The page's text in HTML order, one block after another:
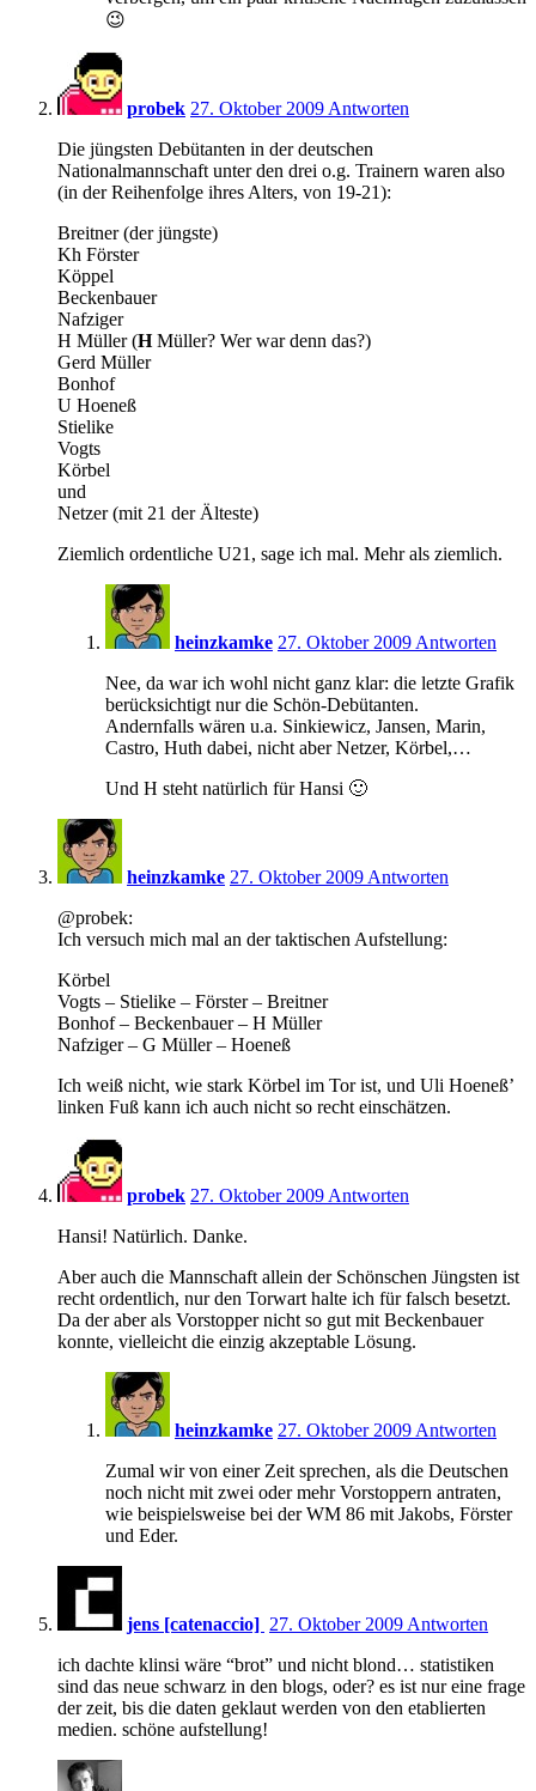
😉
probek 27. Oktober 2009 Antworten
Die jüngsten Debütanten in der deutschen
Nationalmannschaft unter den drei o.g. Trainern waren also
(in der Reihenfolge ihres Alters, von 19-21):
Breitner (der jüngste)
Kh Förster
Köppel
Beckenbauer
Nafziger
H Müller (HMüller? Wer war denn das?)
Gerd Müller
Bonhof
U Hoeneß
Stielike
Vogts
Körbel
und
Netzer (mit 21 der Älteste)
Ziemlich ordentliche U21, sage ich mal. Mehr als ziemlich.
heinzkamke 27. Oktober 2009 Antworten
Nee, da war ich wohl nicht ganz klar: die letzte Grafik
berücksichtigt nur die Schön-Debütanten.
Andernfalls wären u.a. Sinkiewicz, Jansen, Marin,
Castro, Huth dabei, nicht aber Netzer, Körbel,…
Und H steht natürlich für Hansi 🙂
heinzkamke 27. Oktober 2009 Antworten
@probek:
Ich versuch mich mal an der taktischen Aufstellung:
Körbel
Vogts – Stielike – Förster – Breitner
Bonhof – Beckenbauer – H Müller
Nafziger – G Müller – Hoeneß
Ich weiß nicht, wie stark Körbel im Tor ist, und Uli Hoeneß’
linken Fuß kann ich auch nicht so recht einschätzen.
probek 27. Oktober 2009 Antworten
Hansi! Natürlich. Danke.
Aber auch die Mannschaft allein der Schönschen Jüngsten ist
recht ordentlich, nur den Torwart halte ich für falsch besetzt.
Da der aber als Vorstopper nicht so gut mit Beckenbauer
konnte, vielleicht die einzig akzeptable Lösung.
heinzkamke 27. Oktober 2009 Antworten
Zumal wir von einer Zeit sprechen, als die Deutschen
noch nicht mit zwei oder mehr Vorstoppern antraten,
wie beispielsweise bei der WM 86 mit Jakobs, Förster
und Eder.
jens [catenaccio] 27. Oktober 2009 Antworten
ich dachte klinsi wäre “brot” und nicht blond… statistiken
sind das neue schwarz in den blogs, oder? es ist nur eine frage
der zeit, bis die daten geklaut werden von den etablierten
medien. schöne aufstellung!